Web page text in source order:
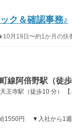
ク＆確認事務♪
月19日〜約1か月の扶
線阿倍野駅（徒歩
王寺駅（徒歩10 分） 【
給1550円 ▼入社から1